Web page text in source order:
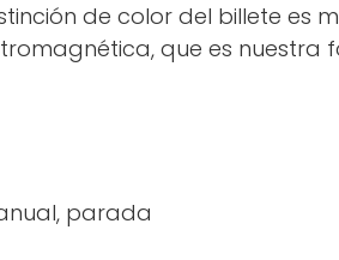
de color del billete es
que es nuestra
parada